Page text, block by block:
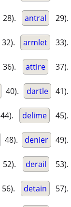
28). antral 29).
32). armlet 33).
36). attire 37).
40). dartle 41).
44). delime 45).
48). denier 49).
52). derail 53).
56). detain 57).